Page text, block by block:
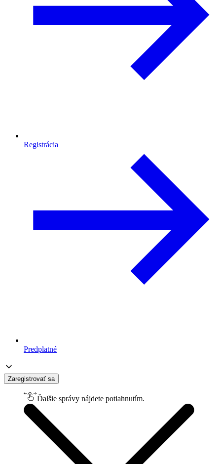
Registrácia
Predplatné
Zaregistrovať sa
Ďalšie správy nájdete potiahnutím.